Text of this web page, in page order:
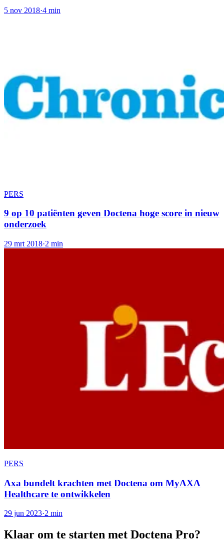
5 nov 2018·4 min
PERS
9 op 10 patiënten geven Doctena hoge score in nieuw
onderzoek
29 mrt 2018·2 min
PERS
Axa bundelt krachten met Doctena om MyAXA
Healthcare te ontwikkelen
29 jun 2023·2 min
Klaar om te starten met Doctena Pro?